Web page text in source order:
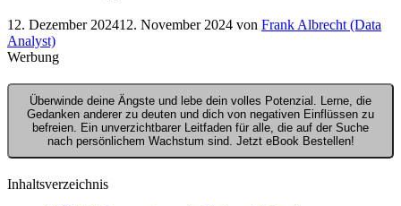
12. Dezember 202412. November 2024 von Frank Albrecht (Data
Analyst)
Werbung
Überwinde deine Ängste und lebe dein volles Potenzial. Lerne, die
Gedanken anderer zu deuten und dich von negativen Einflüssen zu
befreien. Ein unverzichtbarer Leitfaden für alle, die auf der Suche
nach persönlichem Wachstum sind. Jetzt eBook Bestellen!
Inhaltsverzeichnis